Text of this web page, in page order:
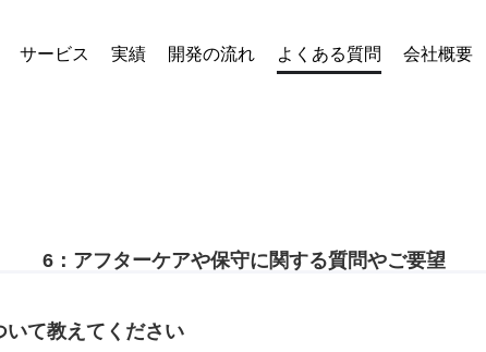
サービス 実績 開発の流れ よくある質問 会社概要
6：アフターケアや保守に関する質問やご要望
いて教えてください